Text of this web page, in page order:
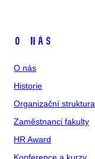
O nás
O nás
Historie
Organizační struktura
Zaměstnanci fakulty
HR Award
Konference a kurzy